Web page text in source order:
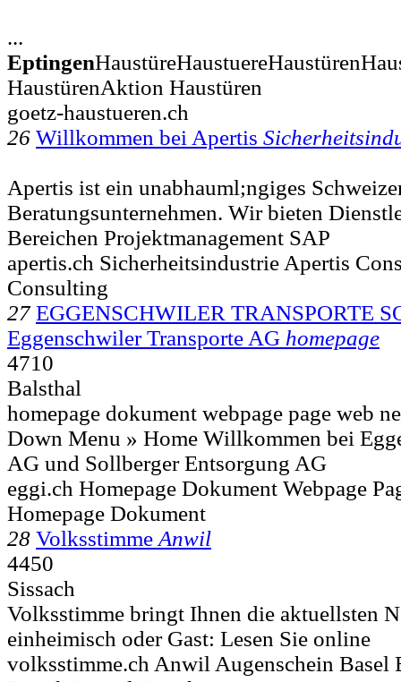
...
Eptingen
HaustürenAktion Haustüren
goetz-haustueren.ch
26 Willkommen bei Apertis
Apertis ist ein unabhauml;ngiges
Beratungsunternehmen. Wir bieten
Bereichen Projektmanagement SAP
apertis.ch Sicherheitsindustrie Apertis
Consulting
27 EGGENSCHWILER TRANSPORTE
Eggenschwiler Transporte AG homepage
4710
Balsthal
homepage dokument webpage page web
Down Menu » Home Willkommen bei
AG und Sollberger Entsorgung AG
eggi.ch Homepage Dokument Webpage
Homepage Dokument
28 Volksstimme Anwil
4450
Sissach
Volksstimme bringt Ihnen die aktuellsten
einheimisch oder Gast: Lesen Sie online
volksstimme.ch Anwil Augenschein Basel